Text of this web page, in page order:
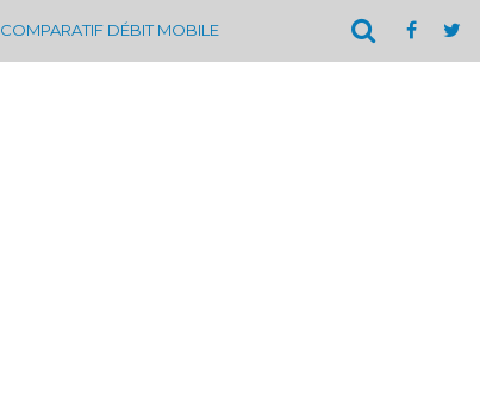
COMPARATIF DÉBIT MOBILE